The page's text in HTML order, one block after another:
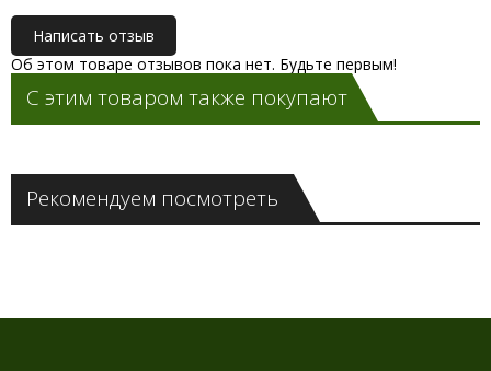
Написать отзыв
Об этом товаре отзывов пока нет. Будьте первым!
С этим товаром также покупают
Рекомендуем посмотреть